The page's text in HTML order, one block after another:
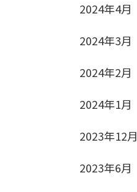
2024年4月
2024年3月
2024年2月
2024年1月
2023年12月
2023年6月